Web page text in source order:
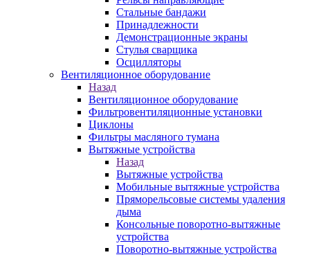
Стальные бандажи
Принадлежности
Демонстрационные экраны
Стулья сварщика
Осцилляторы
Вентиляционное оборудование
Назад
Вентиляционное оборудование
Фильтровентиляционные установки
Циклоны
Фильтры масляного тумана
Вытяжные устройства
Назад
Вытяжные устройства
Мобильные вытяжные устройства
Пряморельсовые системы удаления
дыма
Консольные поворотно-вытяжные
устройства
Поворотно-вытяжные устройства